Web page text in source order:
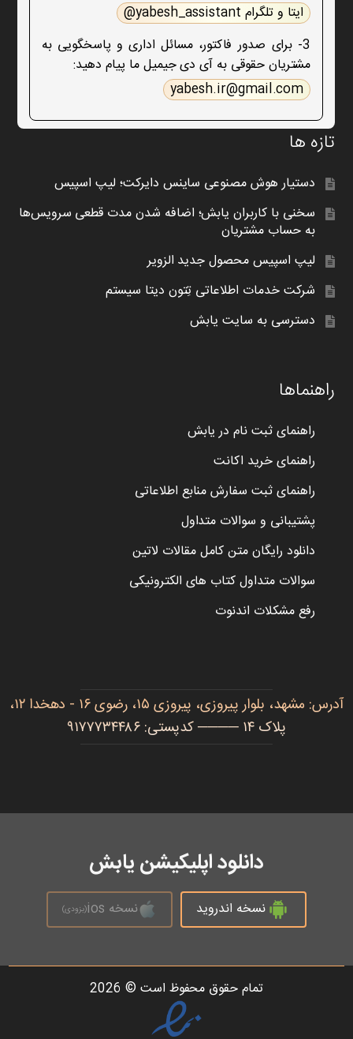
ایتا و تلگرام yabesh_assistant@
3- برای صدور فاکتور، مسائل اداری و پاسخگویی به
مشتریان حقوقی به آی دی جیمیل ما پیام دهید:
yabesh.ir@gmail.com
تازه ها
دستیار هوش مصنوعی ساینس دایرکت؛ لیپ اسپیس
سخنی با کاربران یابش؛ اضافه شدن مدت قطعی سرویس‌ها
به حساب مشتریان
لیپ اسپیس محصول جدید الزویر
شرکت خدمات اطلاعاتی تِتون دیتا سیستم
دسترسی به سایت یابش
راهنماها
راهنمای ثبت نام در یابش
راهنمای خرید اکانت
راهنمای ثبت سفارش منابع اطلاعاتی
پشتیبانی و سوالات متداول
دانلود رایگان متن کامل مقالات لاتین
سوالات متداول کتاب های الکترونیکی
رفع مشکلات اندنوت
آدرس: مشهد، بلوار پیروزی، پیروزی ۱۵، رضوی ۱۶ - دهخدا ۱۲،
پلاک ۱۴ ──── کدپستی: ۹۱۷۷۷۳۴۴۸۶
دانلود اپلیکیشن یابش
نسخه اندروید نسخه ios (بزودی)
تمام حقوق محفوظ است © 2026